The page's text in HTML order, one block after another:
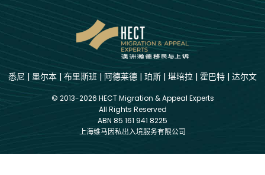
悉尼 | 墨尔本 | 布里斯班 | 阿德莱德 | 珀斯 | 堪培拉 | 霍巴特 | 达尔文
© 2013-2026 HECT Migration & Appeal Experts
All Rights Reserved
ABN 85 161 941 8225
上海维马因私出入境服务有限公司